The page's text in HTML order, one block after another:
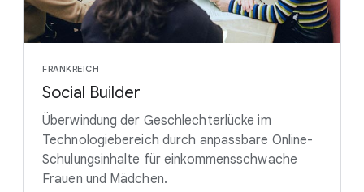
FRANKREICH
Social Builder
Überwindung der Geschlechterlücke im
Technologiebereich durch anpassbare Online-
Schulungsinhalte für einkommensschwache
Frauen und Mädchen.